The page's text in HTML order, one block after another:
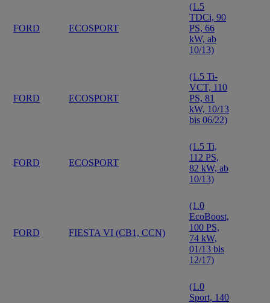
FORD ECOSPORT
(1.5
TDCi, 90
PS, 66
kW, ab
10/13)
FORD ECOSPORT
(1.5 Ti-
VCT, 110
PS, 81
kW, 10/13
bis 06/22)
FORD ECOSPORT
(1.5 Ti,
112 PS,
82 kW, ab
10/13)
FORD FIESTA VI (CB1, CCN)
(1.0
EcoBoost,
100 PS,
74 kW,
01/13 bis
12/17)
(1.0
Sport, 140